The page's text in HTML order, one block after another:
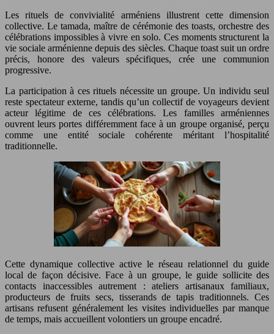
Les rituels de convivialité arméniens illustrent cette dimension
collective. Le tamada, maître de cérémonie des toasts, orchestre des
célébrations impossibles à vivre en solo. Ces moments structurent la
vie sociale arménienne depuis des siècles. Chaque toast suit un ordre
précis, honore des valeurs spécifiques, crée une communion
progressive.
La participation à ces rituels nécessite un groupe. Un individu seul
reste spectateur externe, tandis qu’un collectif de voyageurs devient
acteur légitime de ces célébrations. Les familles arméniennes
ouvrent leurs portes différemment face à un groupe organisé, perçu
comme une entité sociale cohérente méritant l’hospitalité
traditionnelle.
Cette dynamique collective active le réseau relationnel du guide
local de façon décisive. Face à un groupe, le guide sollicite des
contacts inaccessibles autrement : ateliers artisanaux familiaux,
producteurs de fruits secs, tisserands de tapis traditionnels. Ces
artisans refusent généralement les visites individuelles par manque
de temps, mais accueillent volontiers un groupe encadré.